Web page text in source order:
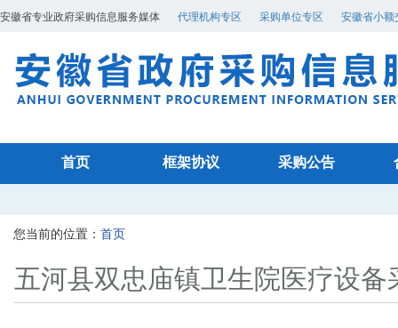
安徽省专业政府采购信息服务媒体 代理机构专区 采购单位专区 安徽省小额
首页 框架协议 采购公告
您当前的位置： 首页
五河县双忠庙镇卫生院医疗设